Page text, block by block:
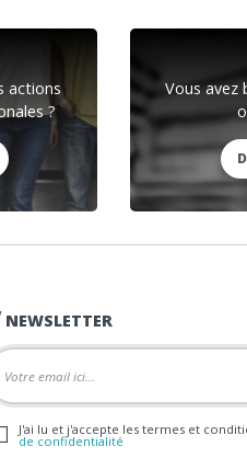
actions
?
Vous avez
NEWSLETTER
J'ai lu et j'accepte les termes et
de confidentialité